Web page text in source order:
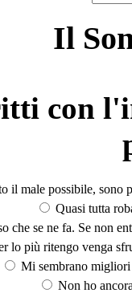
Il
con
il male possibile, sono
Quasi tutta
che se ne fa. Se non
lo più ritengo venga
Mi sembrano
Non ho